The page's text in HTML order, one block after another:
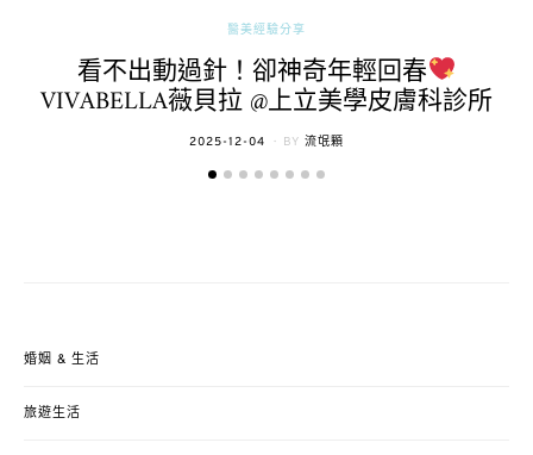
醫美經驗分享
看不出動過針！卻神奇年輕回春
VIVABELLA薇貝拉 @上立美學皮膚科診所
POSTED
2025-12-04 BY 流氓顆
婚姻 & 生活
旅遊生活